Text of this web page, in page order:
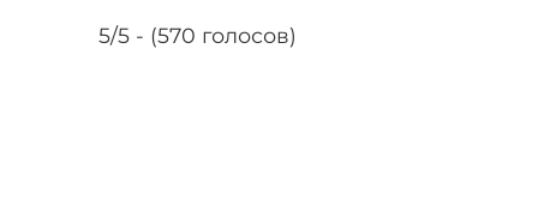
5/5 - (570 голосов)